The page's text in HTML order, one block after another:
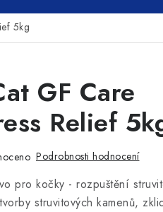
5kg
GF Care
Relief
Podrobnosti hodnocení
pro kočky - rozpuštění
struvitových kamenů,